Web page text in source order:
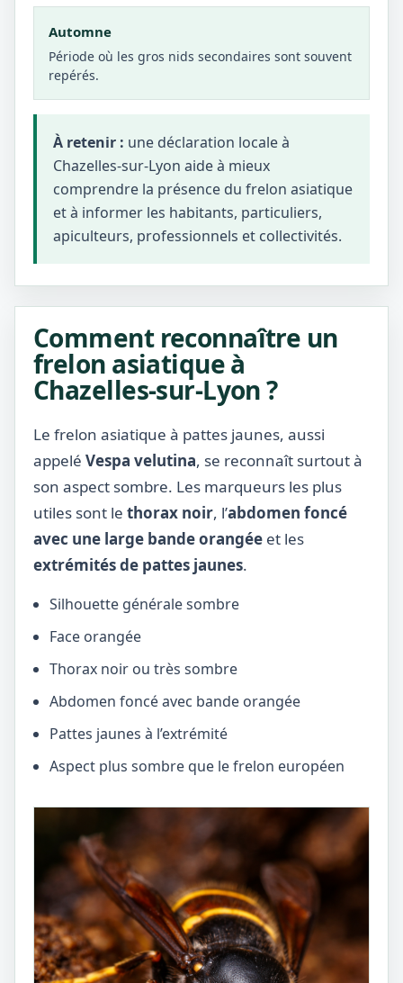
Automne
Période où les gros nids secondaires sont souvent
repérés.
À retenir : une déclaration locale à
Chazelles-sur-Lyon aide à mieux
comprendre la présence du frelon asiatique
et à informer les habitants, particuliers,
apiculteurs, professionnels et collectivités.
Comment reconnaître un
frelon asiatique à
Chazelles-sur-Lyon ?
Le frelon asiatique à pattes jaunes, aussi
appelé Vespa velutina, se reconnaît surtout à
son aspect sombre. Les marqueurs les plus
utiles sont le thorax noir, l’abdomen foncé
avec une large bande orangée et les
extrémités de pattes jaunes.
Silhouette générale sombre
Face orangée
Thorax noir ou très sombre
Abdomen foncé avec bande orangée
Pattes jaunes à l’extrémité
Aspect plus sombre que le frelon européen